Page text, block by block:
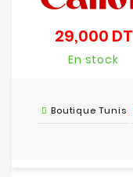
29,000 DT
En stock
Boutique Tunis